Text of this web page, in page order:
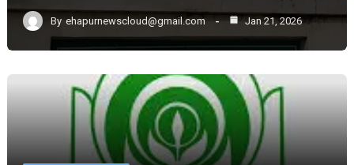
By ehapurnewscloud@gmail.com Jan 21, 2026